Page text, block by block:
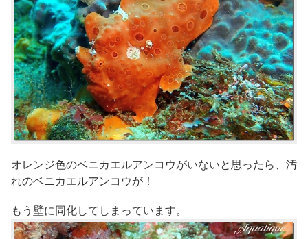
オレンジ色のベニカエルアンコウがいないと思ったら、汚
れのベニカエルアンコウが！
もう壁に同化してしまっています。